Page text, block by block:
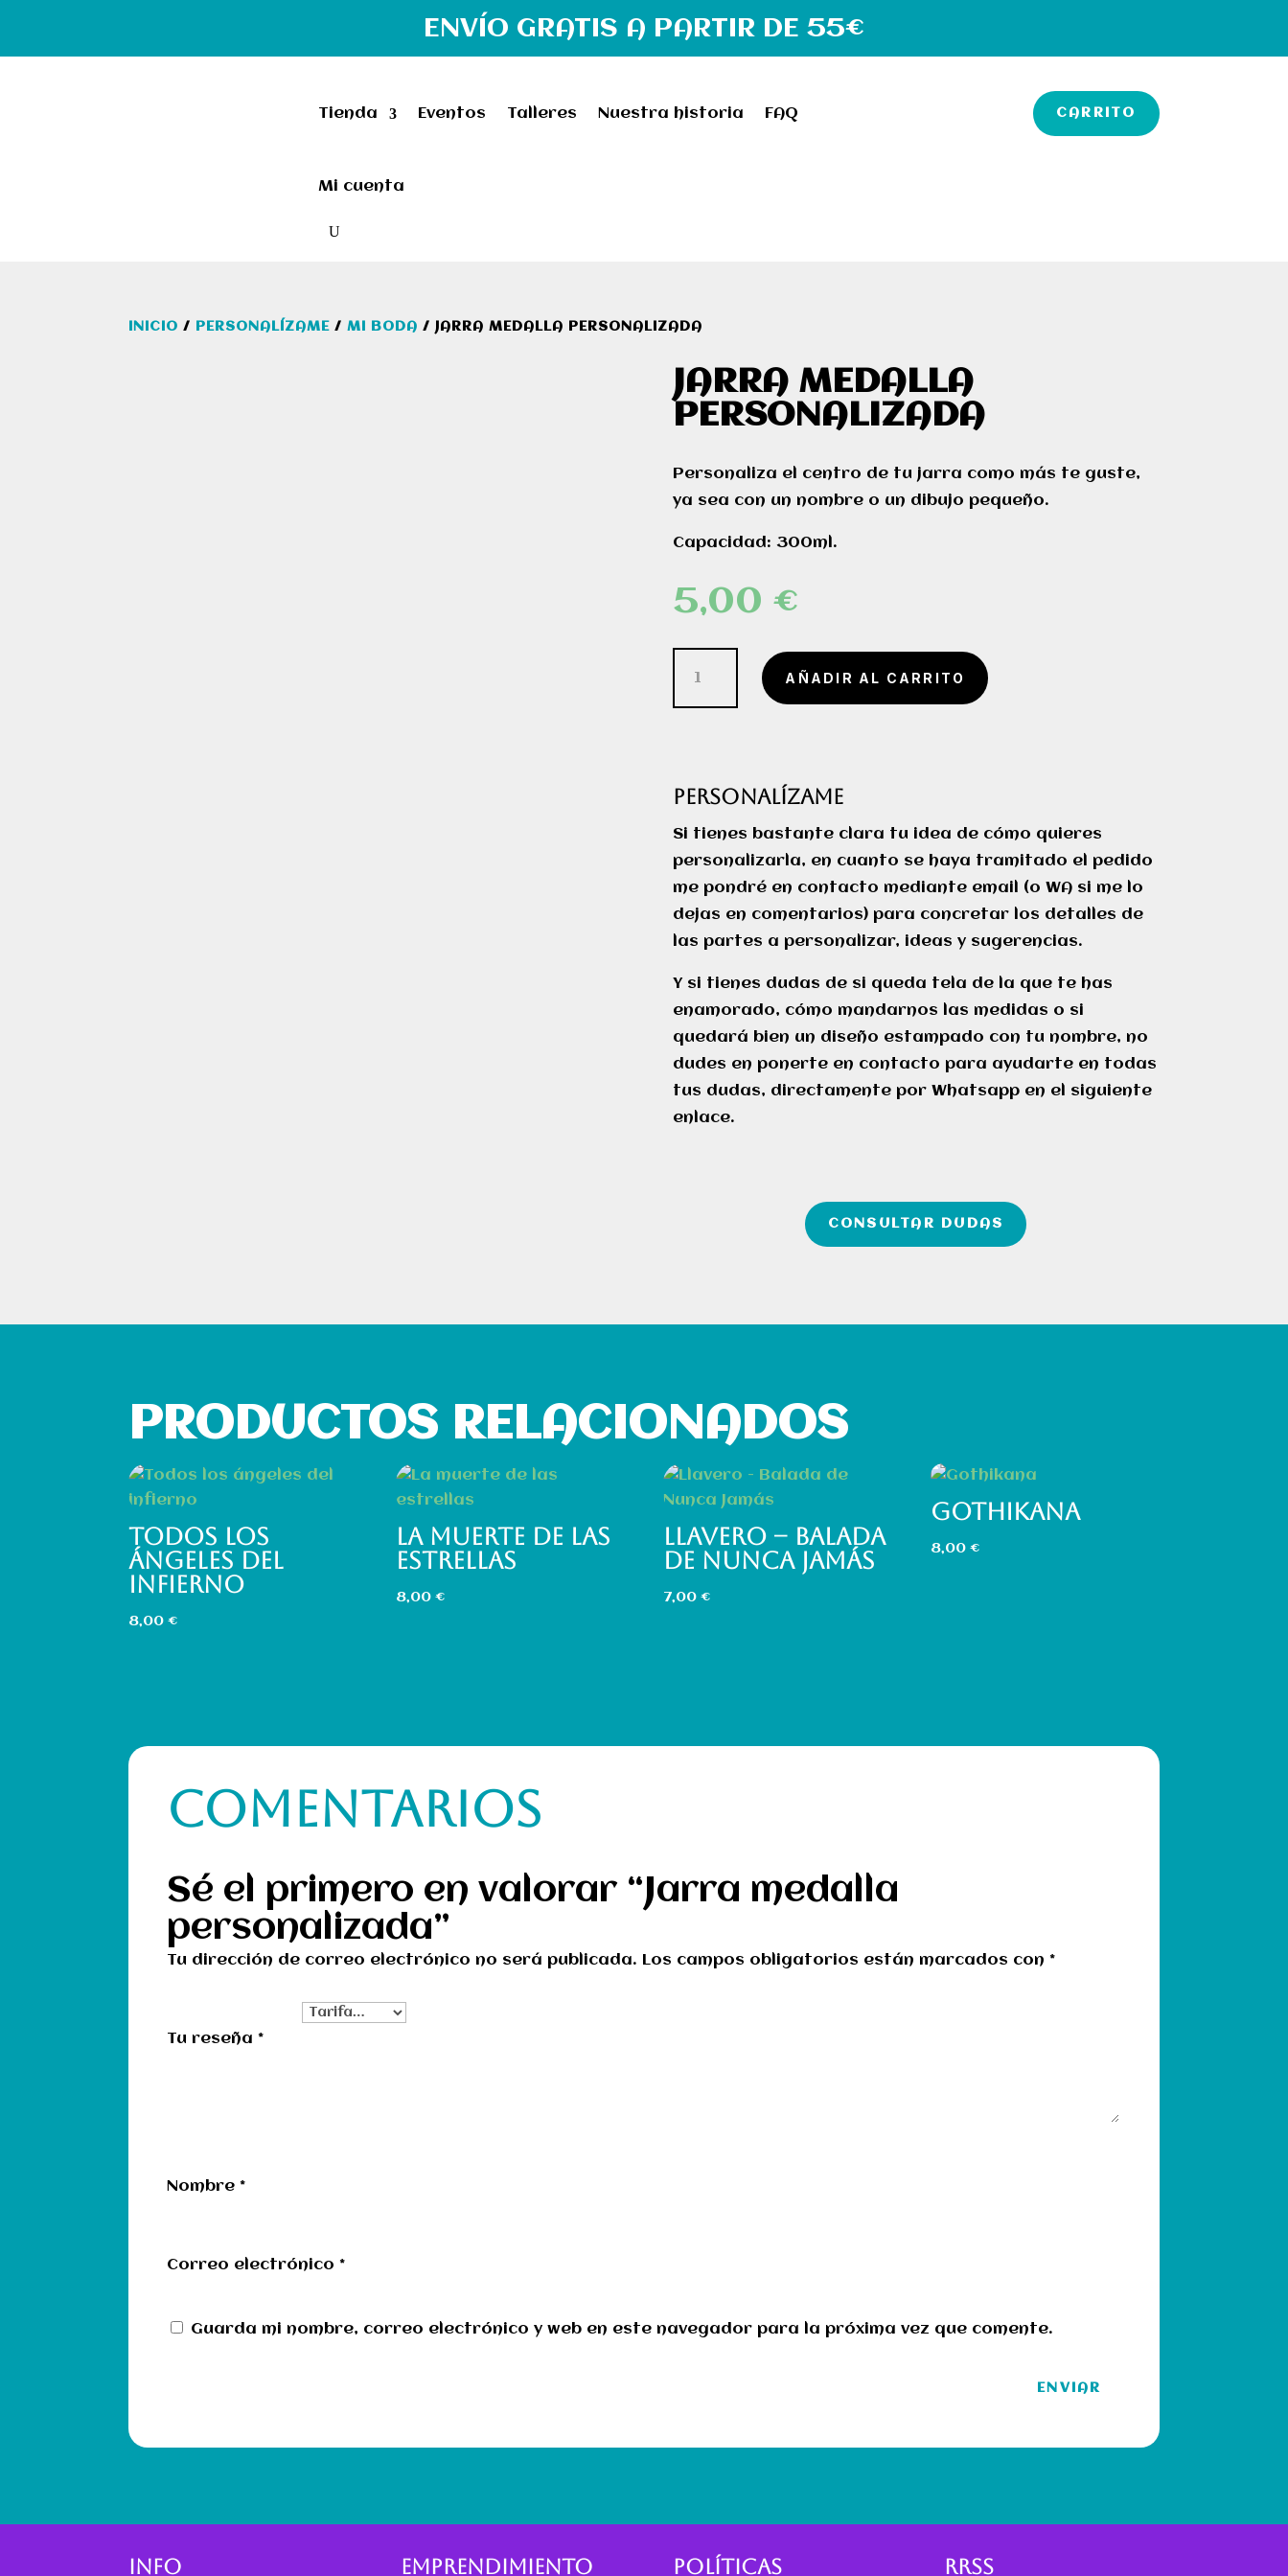
ENVÍO GRATIS A PARTIR DE 55€
Tienda Eventos Talleres Nuestra historia FAQ
Mi cuenta
CARRITO
INICIO / PERSONALÍZAME /MI BODA / JARRA MEDALLA PERSONALIZADA
JARRA MEDALLA
PERSONALIZADA
Personaliza el centro de tu jarra como más te guste,
ya sea con un nombre o un dibujo pequeño.
Capacidad: 300ml.
5,00 €
medalla
personalizada
AÑADIR AL CARRITO
PERSONALÍZAME
Si tienes bastante clara tu idea de cómo quieres
personalizarla, en cuanto se haya tramitado el pedido
me pondré en contacto mediante email (o WA si me lo
dejas en comentarios) para concretar los detalles de
las partes a personalizar, ideas y sugerencias.
Y si tienes dudas de si queda tela de la que te has
enamorado, cómo mandarnos las medidas o si
quedará bien un diseño estampado con tu nombre, no
dudes en ponerte en contacto para ayudarte en todas
tus dudas, directamente por Whatsapp en el siguiente
enlace.
CONSULTAR DUDAS
PRODUCTOS RELACIONADOS
TODOS LOS
ÁNGELES DEL
INFIERNO
8,00€
LA MUERTE DE LAS
ESTRELLAS
8,00€
LLAVERO – BALADA
DE NUNCA JAMÁS
7,00€
GOTHIKANA
8,00€
COMENTARIOS
Sé el primero en valorar “Jarra medalla
personalizada”
Tu dirección de correo electrónico no será publicada. Los campos obligatorios están marcados con*
Tu reseña*
Nombre*
Correo electrónico*
Guarda mi nombre, correo electrónico y web en este navegador para la próxima vez que comente.
ENVIAR
INFO EMPRENDIMIENTO POLÍTICAS RRSS